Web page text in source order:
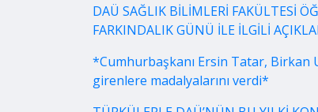
DAÜ SAĞLIK BİLİMLERİ FAKÜLTESİ
FARKINDALIK GÜNÜ İLE İLGİLİ
*Cumhurbaşkanı Ersin Tatar, Birkan
girenlere madalyalarını verdi*